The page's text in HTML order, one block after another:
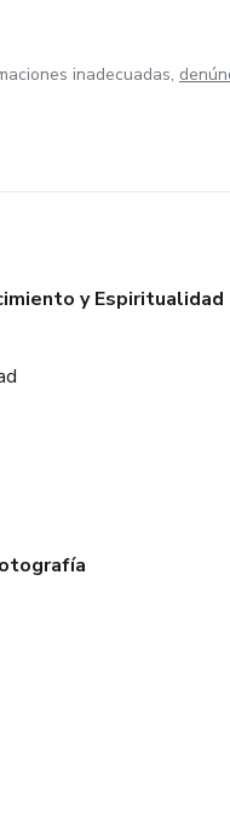
inadecuadas,
y Espiritualidad